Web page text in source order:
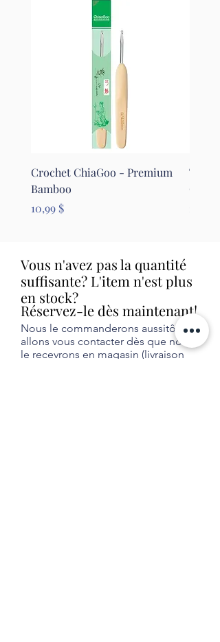
Crochet ChiaGoo - Premium
Bamboo
Prix
10,99 $
Tapis
Clover
Vous n'avez pas la quantité
suffisante? L'item n'est plus
en stock?
Réservez-le dès maintenant!
Nous le commanderons aussitôt et
allons vous contacter dès que nous
le recevrons en magasin (livraison